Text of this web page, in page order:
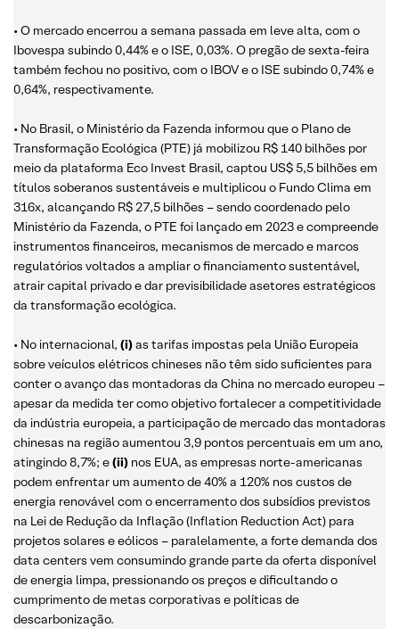
• O mercado encerrou a semana passada em leve alta, com o
Ibovespa subindo 0,44% e o ISE, 0,03%. O pregão de sexta-feira
também fechou no positivo, com o IBOV e o ISE subindo 0,74% e
0,64%, respectivamente.
• No Brasil, o Ministério da Fazenda informou que o Plano de
Transformação Ecológica (PTE) já mobilizou R$ 140 bilhões por
meio da plataforma Eco Invest Brasil, captou US$ 5,5 bilhões em
títulos soberanos sustentáveis e multiplicou o Fundo Clima em
316x, alcançando R$ 27,5 bilhões – sendo coordenado pelo
Ministério da Fazenda, o PTE foi lançado em 2023 e compreende
instrumentos financeiros, mecanismos de mercado e marcos
regulatórios voltados a ampliar o financiamento sustentável,
atrair capital privado e dar previsibilidade asetores estratégicos
da transformação ecológica.
• No internacional, (i)as tarifas impostas pela União Europeia
sobre veículos elétricos chineses não têm sido suficientes para
conter o avanço das montadoras da China no mercado europeu –
apesar da medida ter como objetivo fortalecer a competitividade
da indústria europeia, a participação de mercado das montadoras
chinesas na região aumentou 3,9 pontos percentuais em um ano,
atingindo 8,7%; e(ii) nos EUA, as empresas norte-americanas
podem enfrentar um aumento de 40% a 120% nos custos de
energia renovável com o encerramento dos subsídios previstos
na Lei de Redução da Inflação (Inflation Reduction Act) para
projetos solares e eólicos – paralelamente, a forte demanda dos
data centers vem consumindo grande parte da oferta disponível
de energia limpa, pressionando os preços e dificultando o
cumprimento de metas corporativas e políticas de
descarbonização.